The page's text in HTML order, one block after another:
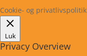
Cookie- og privatlivspolitik
Luk
Privacy Overview